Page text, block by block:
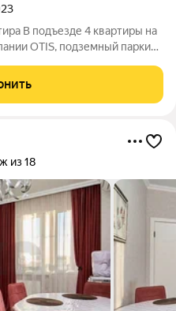
В подъезде 4 квартиры на
OTIS, подземный паркинг
глазами, если
из 18